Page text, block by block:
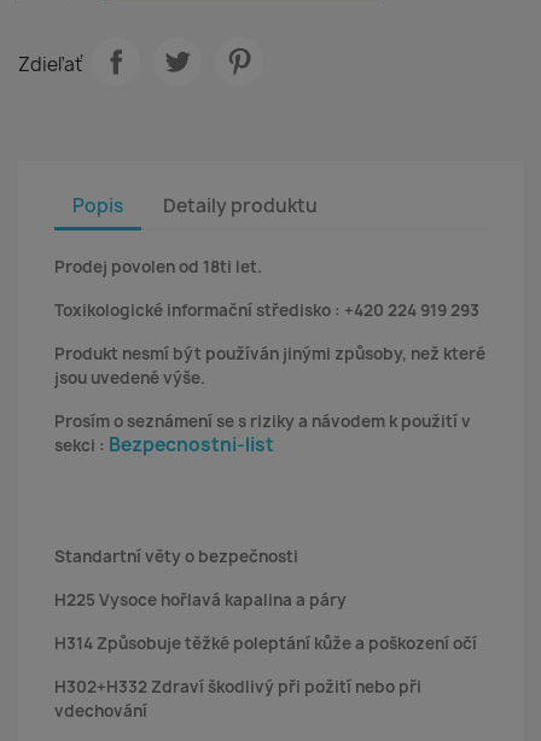
Zdieľať
Popis Detaily produktu
Prodej povolen od 18ti let.
Toxikologické informační středisko : +420 224 919 293
Produkt nesmí být používán jinými způsoby, než které
jsou uvedené výše.
Prosím o seznámení se s riziky a návodem k použití v
sekci : Bezpecnostni-list
Standartní věty o bezpečnosti
H225 Vysoce hořlavá kapalina a páry
H314 Způsobuje těžké poleptání kůže a poškození očí
H302+H332 Zdraví škodlivý při požití nebo při
vdechování